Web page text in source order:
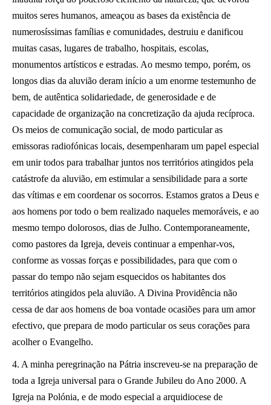
muitos seres humanos, ameaçou as bases da existência de
numerosíssimas famílias e comunidades, destruiu e danificou
muitas casas, lugares de trabalho, hospitais, escolas,
monumentos artísticos e estradas. Ao mesmo tempo, porém, os
longos dias da aluvião deram início a um enorme testemunho de
bem, de autêntica solidariedade, de generosidade e de
capacidade de organização na concretização da ajuda recíproca.
Os meios de comunicação social, de modo particular as
emissoras radiofónicas locais, desempenharam um papel especial
em unir todos para trabalhar juntos nos territórios atingidos pela
catástrofe da aluvião, em estimular a sensibilidade para a sorte
das vítimas e em coordenar os socorros. Estamos gratos a Deus e
aos homens por todo o bem realizado naqueles memoráveis, e ao
mesmo tempo dolorosos, dias de Julho. Contemporaneamente,
como pastores da Igreja, deveis continuar a empenhar-vos,
conforme as vossas forças e possibilidades, para que com o
passar do tempo não sejam esquecidos os habitantes dos
territórios atingidos pela aluvião. A Divina Providência não
cessa de dar aos homens de boa vontade ocasiões para um amor
efectivo, que prepara de modo particular os seus corações para
acolher o Evangelho.
4. A minha peregrinação na Pátria inscreveu-se na preparação de
toda a Igreja universal para o Grande Jubileu do Ano 2000. A
Igreja na Polónia, e de modo especial a arquidiocese de